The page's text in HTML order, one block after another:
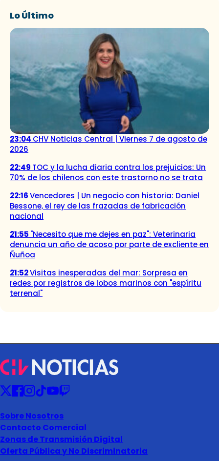
Lo Último
23:04 CHV Noticias Central | Viernes 7 de agosto de
2026
22:49 TOC y la lucha diaria contra los prejuicios: Un
70% de los chilenos con este trastorno no se trata
22:16Vencedores | Un negocio con historia: Daniel
Bessone, el rey de las frazadas de fabricación
nacional
21:55 "Necesito que me dejes en paz": Veterinaria
denuncia un año de acoso por parte de excliente en
Ñuñoa
21:52Visitas inesperadas del mar: Sorpresa en
redes por registros de lobos marinos con "espíritu
terrenal"
Sobre Nosotros
Contacto Comercial
Zonas de Transmisión Digital
Oferta Pública y No Discriminatoria